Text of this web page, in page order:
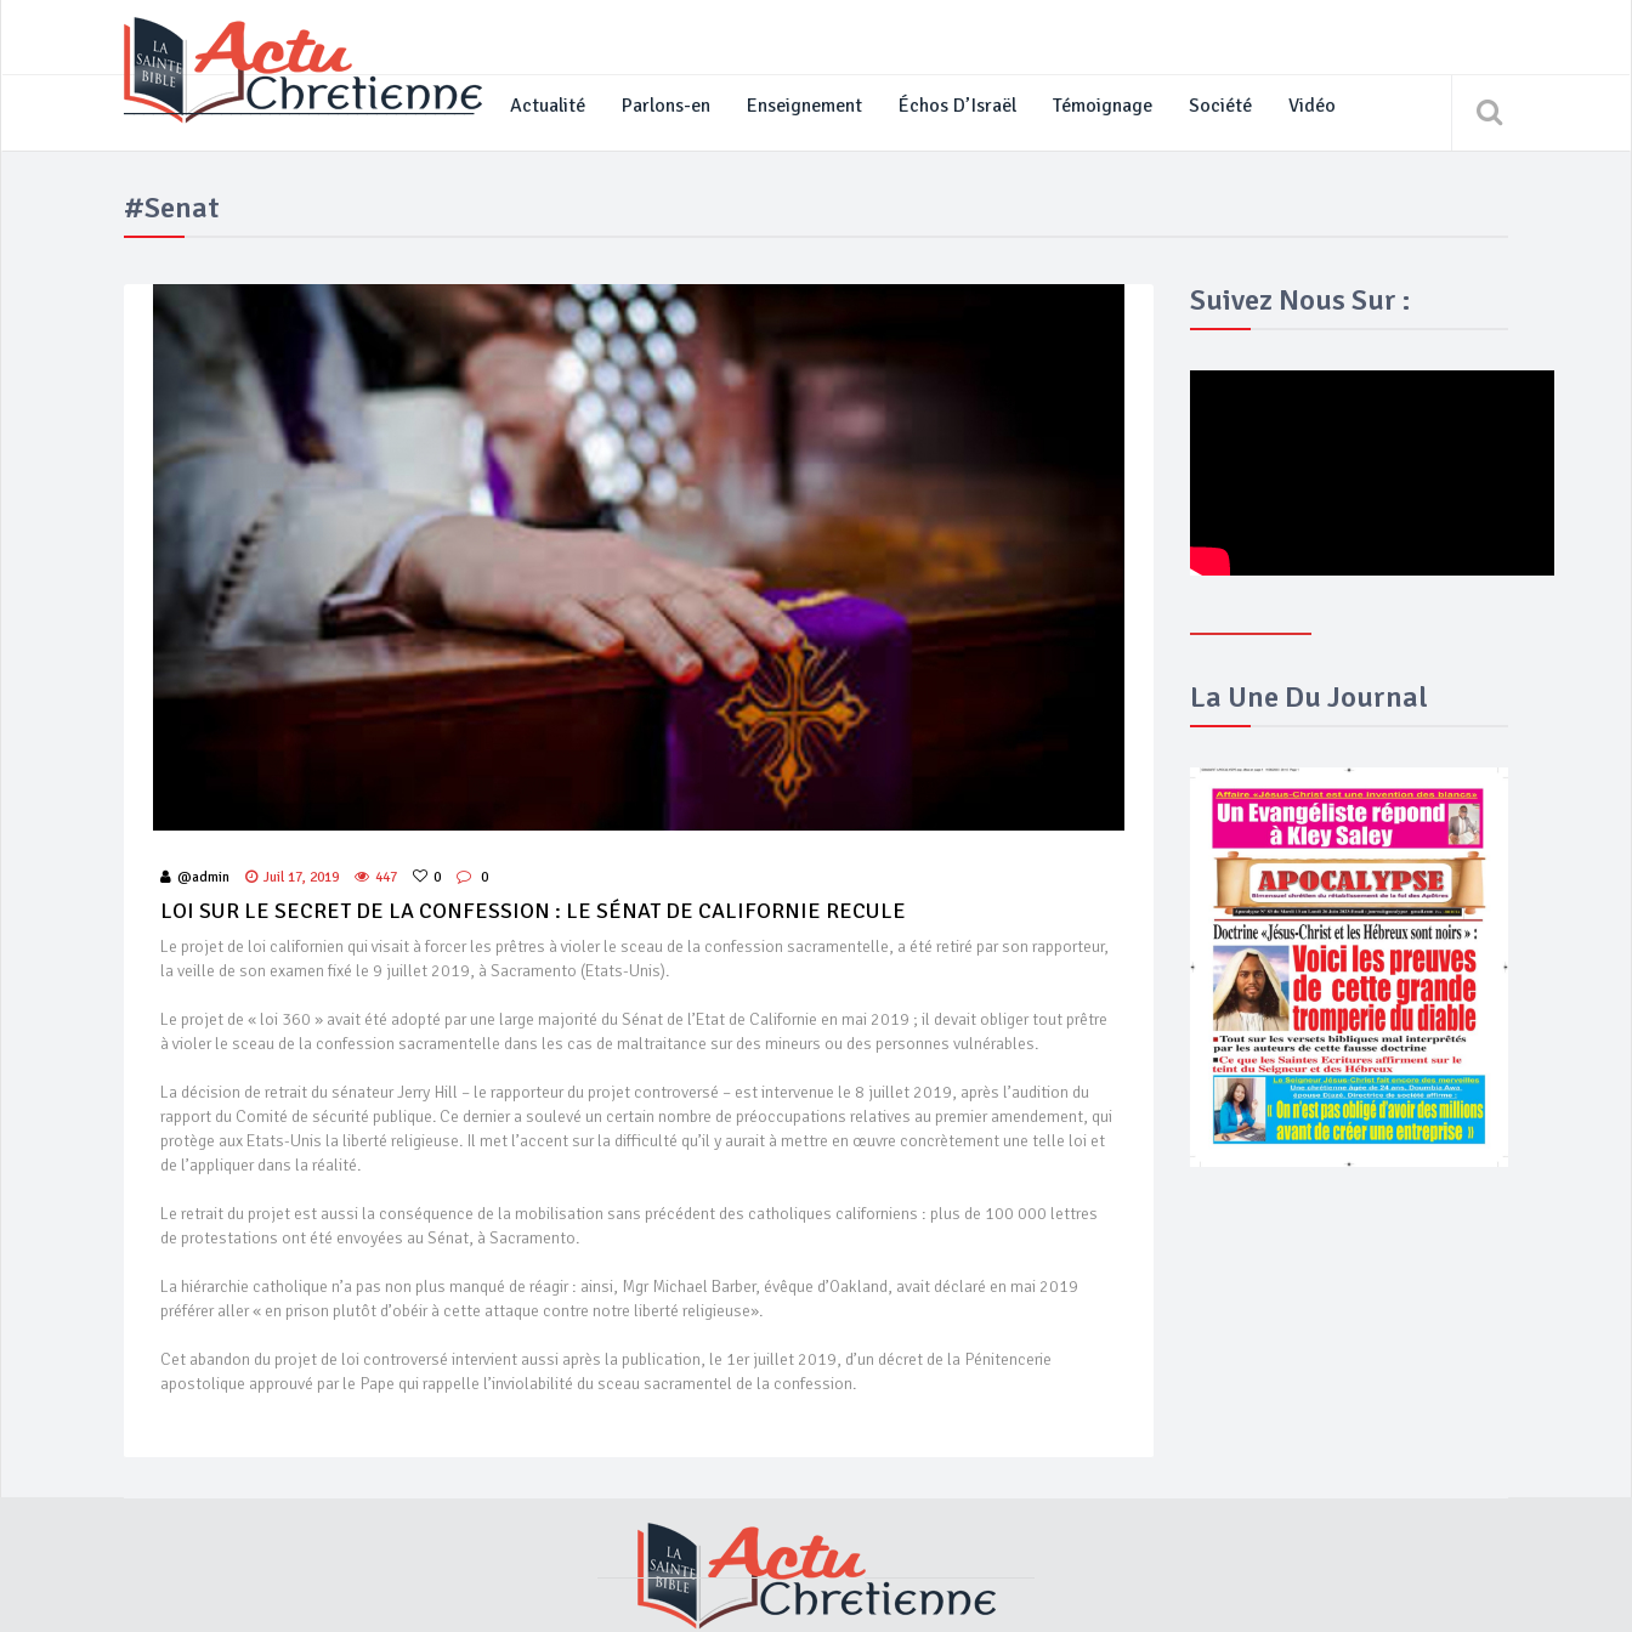
____________________________________ Actualité Parlons-en Enseignement Échos D’Israël Témoignage Société Vidéo
#Senat
@admin Juil 17, 2019 447 0 0
LOI SUR LE SECRET DE LA CONFESSION : LE SÉNAT DE CALIFORNIE RECULE
Le projet de loi californien qui visait à forcer les prêtres à violer le sceau de la confession sacramentelle, a été retiré par son rapporteur,
la veille de son examen fixé le 9 juillet 2019, à Sacramento (Etats-Unis).
Le projet de « loi 360 » avait été adopté par une large majorité du Sénat de l’Etat de Californie en mai 2019 ; il devait obliger tout prêtre
à violer le sceau de la confession sacramentelle dans les cas de maltraitance sur des mineurs ou des personnes vulnérables.
La décision de retrait du sénateur Jerry Hill – le rapporteur du projet controversé – est intervenue le 8 juillet 2019, après l’audition du
rapport du Comité de sécurité publique. Ce dernier a soulevé un certain nombre de préoccupations relatives au premier amendement, qui
protège aux Etats-Unis la liberté religieuse. Il met l’accent sur la difficulté qu’il y aurait à mettre en œuvre concrètement une telle loi et
de l’appliquer dans la réalité.
Le retrait du projet est aussi la conséquence de la mobilisation sans précédent des catholiques californiens : plus de 100 000 lettres
de protestations ont été envoyées au Sénat, à Sacramento.
La hiérarchie catholique n’a pas non plus manqué de réagir : ainsi, Mgr Michael Barber, évêque d’Oakland, avait déclaré en mai 2019
préférer aller « en prison plutôt d’obéir à cette attaque contre notre liberté religieuse».
Cet abandon du projet de loi controversé intervient aussi après la publication, le 1er juillet 2019, d’un décret de la Pénitencerie
apostolique approuvé par le Pape qui rappelle l’inviolabilité du sceau sacramentel de la confession.
Suivez Nous Sur :
La Une Du Journal